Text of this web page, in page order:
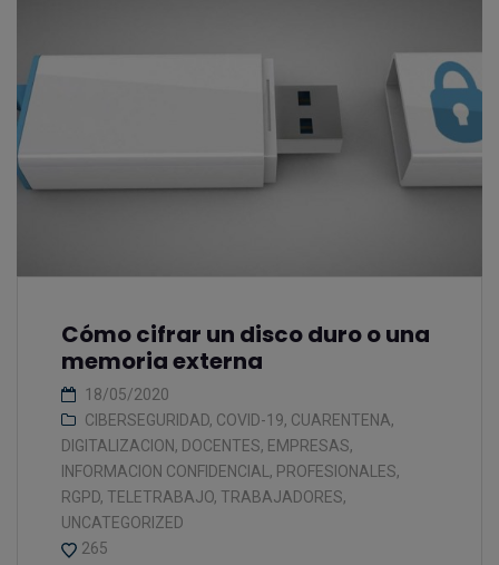
Cómo cifrar un disco duro o una
memoria externa
18/05/2020
CIBERSEGURIDAD, COVID-19, CUARENTENA,
DIGITALIZACION, DOCENTES, EMPRESAS,
INFORMACION CONFIDENCIAL , PROFESIONALES,
RGPD, TELETRABAJO, TRABAJADORES,
UNCATEGORIZED
265